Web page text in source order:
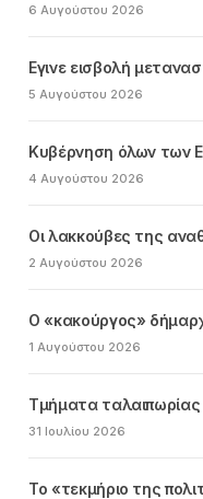
6 Αυγούστου 2026
Εγινε εισβολή
5 Αυγούστου 2026
Κυβέρνηση όλων των
4 Αυγούστου 2026
Οι λακκούβες της
2 Αυγούστου 2026
Ο «κακούργος»
1 Αυγούστου 2026
Τμήματα
31 Ιουλίου 2026
Το «τεκμήριο της